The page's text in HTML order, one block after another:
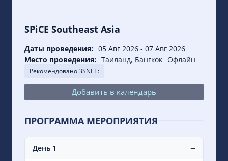
SPiCE Southeast Asia
Даты проведения: 05 Авг 2026 - 07 Авг 2026
Место проведения: Таиланд, Бангкок Офлайн
Рекомендовано 3SNET:
Добавить в календарь
ПРОГРАММА МЕРОПРИЯТИЯ
День 1 −